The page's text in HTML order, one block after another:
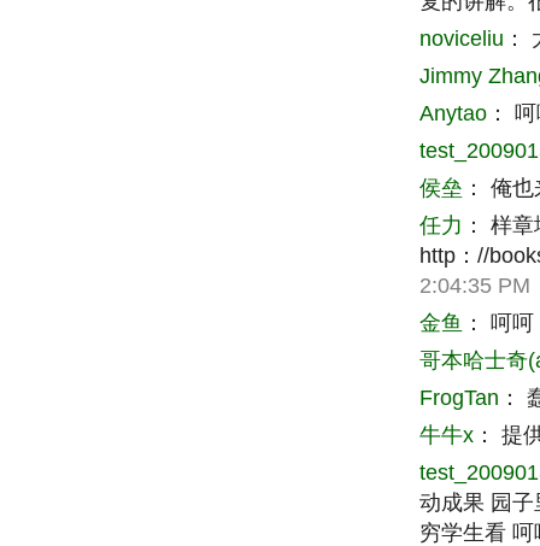
noviceliu ：
Jimmy
Anytao ：
侯垒 ： 俺也
任力 ： 样章
http：//
2:04:35 PM
金鱼 ： 呵呵
哥本哈士奇
FrogTan ：
牛牛x ： 提
动成果 园
穷学生看